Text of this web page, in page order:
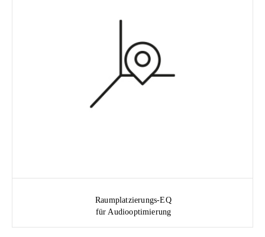
Raumplatzierungs-EQ
für Audiooptimierung